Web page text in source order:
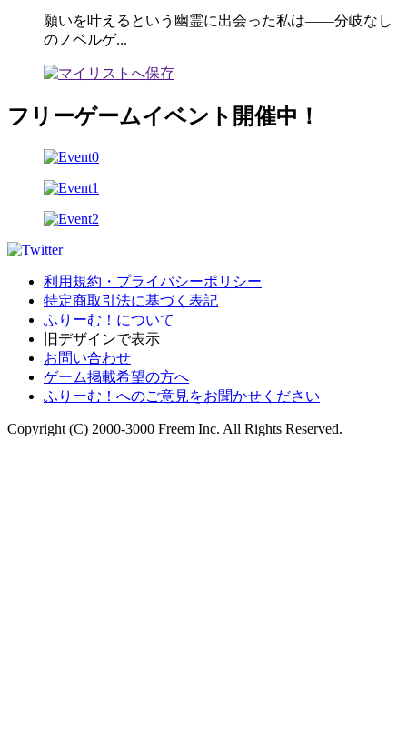
願いを叶えるという幽霊に出会った私は――分岐なし
のノベルゲ...
フリーゲームイベント開催中！
利用規約・プライバシーポリシー
特定商取引法に基づく表記
ふりーむ！について
旧デザインで表示
お問い合わせ
ゲーム掲載希望の方へ
ふりーむ！へのご意見をお聞かせください
Copyright (C) 2000-3000 Freem Inc. All Rights Reserved.